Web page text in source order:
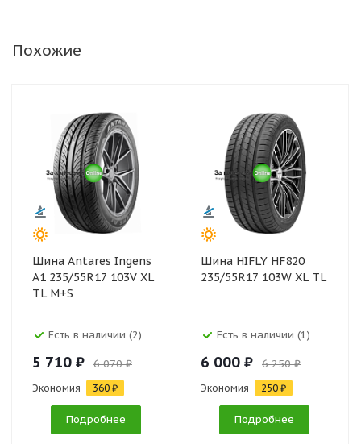
Похожие
Шина Antares Ingens
A1 235/55R17 103V XL
TL M+S
Есть в наличии (2)
5 710 ₽ 6 070 ₽
Экономия 360 ₽
Подробнее
Шина HIFLY HF820
235/55R17 103W XL TL
Есть в наличии (1)
6 000 ₽ 6 250 ₽
Экономия 250 ₽
Подробнее